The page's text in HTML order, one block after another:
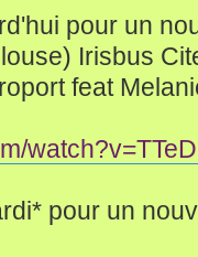
pour un
Irisbus
feat
pour un